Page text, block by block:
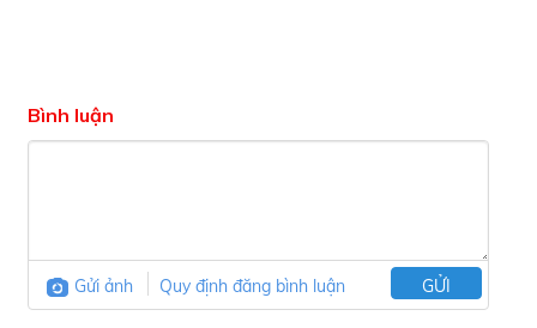
Bình luận
Gửi ảnh Quy định đăng bình luận GỬI